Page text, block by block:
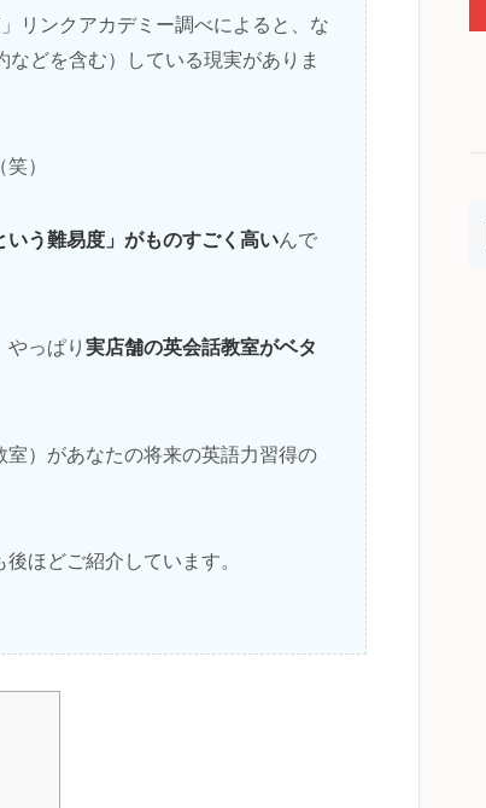
リンクアカデミー調べによると、な
などを含む）している現実がありま
）
いう難易度」がものすごく高いんで
っぱり 実店舗の英会話教室がベタ
）があなたの将来の英語力習得の
ほどご紹介しています。